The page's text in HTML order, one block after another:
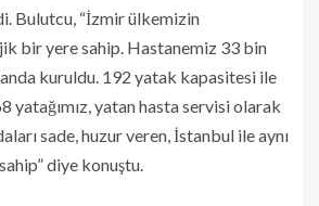
Bulutcu, “İzmir ülkemizin
bir yere sahip. Hastanemiz 33 bin
kuruldu. 192 yatak kapasitesi ile
yatağımız, yatan hasta servisi olarak
sade, huzur veren, İstanbul ile aynı
diye konuştu.